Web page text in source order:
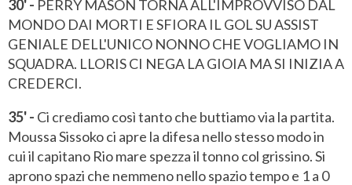
30' - PERRY MASON TORNA ALL'IMPROVVISO DAL
MONDO DAI MORTI E SFIORA IL GOL SU ASSIST
GENIALE DELL'UNICO NONNO CHE VOGLIAMO IN
SQUADRA. LLORIS CI NEGA LA GIOIA MA SI INIZIA A
CREDERCI.
35' - Ci crediamo così tanto che buttiamo via la partita.
Moussa Sissoko ci apre la difesa nello stesso modo in
cui il capitano Rio mare spezza il tonno col grissino. Si
aprono spazi che nemmeno nello spazio tempo e 1 a 0